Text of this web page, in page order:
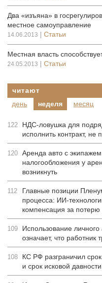
Два «изъяна» в
местное самоуправление
14.06.2013 | Статьи
Местная власть
24.05.2013 | Статьи
читают
день
неделя месяц
122
НДС-ловушка для
исполнить контракт, не
120 Аренда авто с
налогообложения у
возникнуть
112
Главные позиции
процесса: ИИ-
компенсация за
109
Использование
означает, что работник
108
КС РФ разграничил
и срок исковой давности